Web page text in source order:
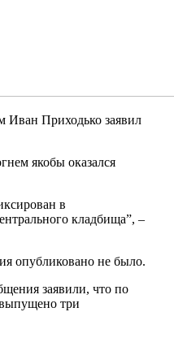
Иван Приходько заявил
якобы оказался
в
кладбища”, –
опубликовано не было.
заявили, что по
три